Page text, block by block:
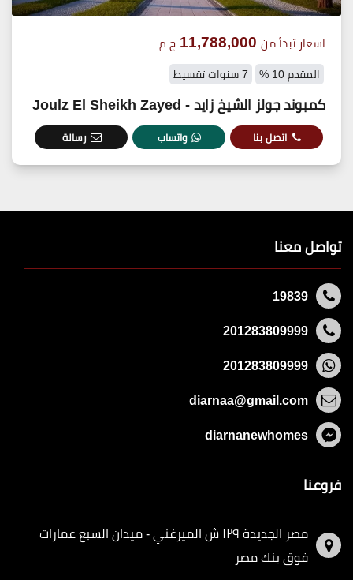
اسعار تبدأ من 11,788,000 ج.م
المقدم 10 % 7 سنوات تقسيط
كمبوند جولز الشيخ زايد - Joulz El Sheikh Zayed
اتصل بنا واتساب رسالة
تواصل معنا
19839
201283809999
201283809999
diarnaa@gmail.com
diarnanewhomes
فروعنا
مصر الجديدة ١٢٩ ش الميرغني - ميدان السبع عمارات
فوق بنك مصر